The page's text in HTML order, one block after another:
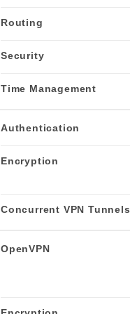
Routing
Security
Time Management
Authentication
Encryption
Concurrent VPN Tunnels
OpenVPN